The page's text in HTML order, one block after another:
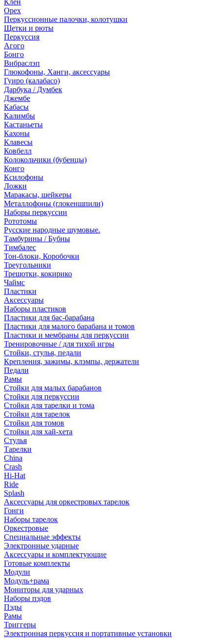
Клен
Орех
Перкуссионные палочки, колотушки
Щетки и рюты
Перкуссия
Агого
Бонго
Вибраслэп
Глюкофоны, Ханги, аксессуары
Гуиро (калабасо)
Дарбука / Думбек
Джембе
Кабасы
Калимбы
Кастаньеты
Кахоны
Клавесы
Ковбелл
Колокольчики (бубенцы)
Конго
Ксилофоны
Ложки
Маракасы, шейкеры
Металлофоны (глокеншпили)
Наборы перкуссии
Рототомы
Русские народные шумовые.
Тамбурины / Бубны
Тимбалес
Тон-блоки, Коробочки
Треугольники
Трещотки, кокирико
Чаймс
Пластики
Аксессуары
Наборы пластиков
Пластики для бас-барабана
Пластики для малого барабана и томов
Пластики и мембраны для перкуссии
Тренировочные / для тихой игры
Стойки, стулья, педали
Крепления, зажимы, клэмпы, держатели
Педали
Рамы
Стойки для малых барабанов
Стойки для перкуссии
Стойки для тарелки и тома
Стойки для тарелок
Стойки для томов
Стойки для хай-хета
Стулья
Тарелки
China
Crash
Hi-Hat
Ride
Splash
Аксессуары для оркестровых тарелок
Гонги
Наборы тарелок
Оркестровые
Специальные эффекты
Электронные ударные
Аксессуары и комплектующие
Готовые комплекты
Модули
Модуль+рама
Мониторы для ударных
Наборы пэдов
Пэды
Рамы
Триггеры
Электронная перкуссия и портативные установки